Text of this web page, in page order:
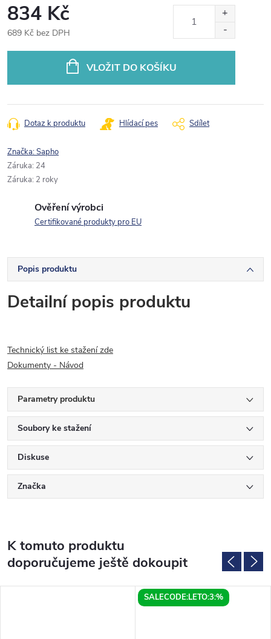
834 Kč
689 Kč bez DPH
VLOŽIT DO KOŠÍKU
Dotaz k produktu Hlídací pes Sdílet
Značka:Sapho
Záruka: 24
Záruka: 2 roky
Ověření výrobci
Certifikované produkty pro EU
Popis produktu
Detailní popis produktu
Technický list ke stažení zde
Dokumenty - Návod
Parametry produktu
Soubory ke stažení
Diskuse
Značka
K tomuto produktu
doporučujeme ještě dokoupit
SALECODE:LETO:3:%